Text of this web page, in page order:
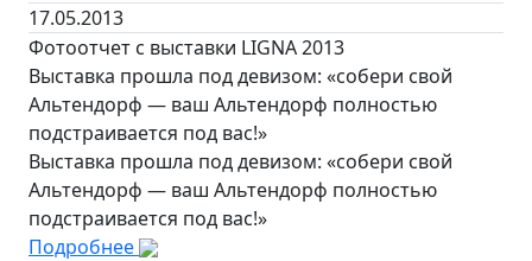
17.05.2013
Фотоотчет с выставки LIGNA 2013
Выставка прошла под девизом: «собери свой
Альтендорф — ваш Альтендорф полностью
подстраивается под вас!»
Выставка прошла под девизом: «собери свой
Альтендорф — ваш Альтендорф полностью
подстраивается под вас!»
Подробнее